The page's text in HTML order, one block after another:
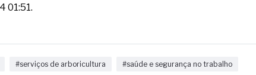
01:51.
#serviços de arboricultura #saúde e segurança no trabalho